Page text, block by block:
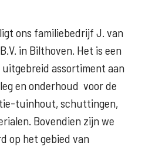
ons familiebedrijf J. van
in Bilthoven. Het is een
assortiment aan
en onderhoud voor de
tuinhout, schuttingen,
Bovendien zijn we
op het gebied van